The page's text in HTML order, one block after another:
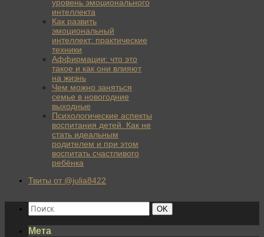
уровень эмоционального
интеллекта
Как развить
эмоциональный
интеллект: практические
техники
Аффирмации: что это
такое и как они влияют
на жизнь
Чем можно заняться
семье в новогодние
выходные
Психологические аспекты
воспитания детей. Как не
стать идеальным
родителем и при этом
воспитать счастливого
ребёнка
Твиты от @julia8422
Найти: Поиск
OK
Мета